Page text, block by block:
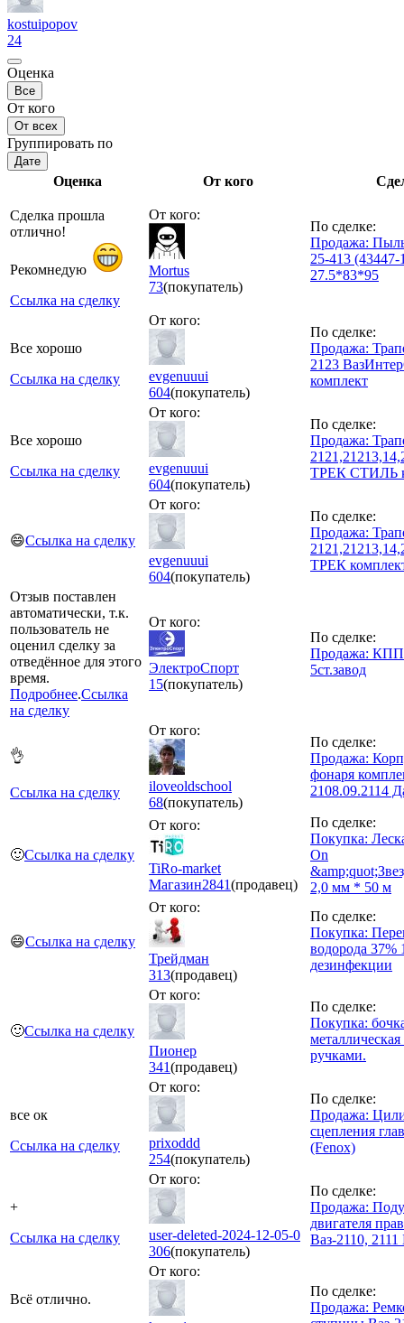
kostuipopov
24
Оценка
Все
От кого
От всех
Группировать по
Дате
Оценка От кого
Сделка прошла
отлично!
Рекомнедую
Ссылка на сделку
От кого:
Mortus
73(покупатель)
По сделке:
Продажа:
25-413 (43447-
27.5*83*95
Все хорошо
Ссылка на сделку
От кого:
evgenuuui
604(покупатель)
По сделке:
Продажа:
2123
комплект
Все хорошо
Ссылка на сделку
От кого:
evgenuuui
604(покупатель)
По сделке:
Продажа:
ТРЕК СТИЛЬ
😄Ссылка на сделку
От кого:
evgenuuui
604(покупатель)
По сделке:
Продажа:
ТРЕК
Отзыв поставлен
автоматически, т.к.
пользователь не
оценил сделку за
отведённое для этого
время.
Подробнее.Ссылка
на сделку
От кого:
ЭлектроСпорт
15(покупатель)
По сделке:
Продажа: КПП
5ст.завод
👌
Ссылка на сделку
От кого:
iloveoldschool
68(покупатель)
По сделке:
Продажа:
фонаря
2108.09.2114
🙂Ссылка на сделку
От кого:
TiRo-market
Магазин2841(продавец)
По сделке:
Покупка:
On
2,0 мм * 50 м
😄Ссылка на сделку
От кого:
Трейдман
313(продавец)
По сделке:
Покупка:
водорода 37%
дезинфекции
🙂Ссылка на сделку
От кого:
Пионер
341(продавец)
По сделке:
Покупка:
металлическая
ручками.
все ок
Ссылка на сделку
От кого:
prixoddd
254(покупатель)
По сделке:
Продажа:
сцепления
(Fenox)
+
Ссылка на сделку
От кого:
user-deleted-2024-12-05-0
306(покупатель)
По сделке:
Продажа:
двигателя
Ваз-2110,
Всё отлично.
От кого:
По сделке:
Продажа: